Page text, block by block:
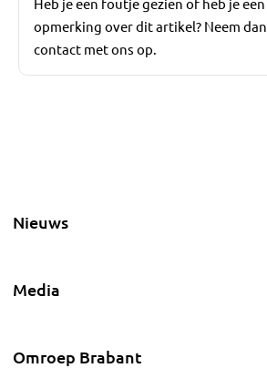
opmerking over dit artikel? Neem dan
contact met ons op.
Nieuws
Media
Omroep Brabant